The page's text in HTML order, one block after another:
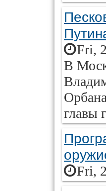
Fri,
В
главы
Fri,